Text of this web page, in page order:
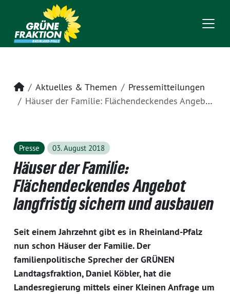
Startseite
Aktuelles & Themen
Pressemitteilungen
Häuser der Familie: Flächendeckendes Angebot langfristig sichern und ausbauen
Presse 03. August 2018
Häuser der Familie:
Flächendeckendes Angebot
langfristig sichern und ausbauen
Seit einem Jahrzehnt gibt es in Rheinland-Pfalz
nun schon Häuser der Familie. Der
familienpolitische Sprecher der GRÜNEN
Landtagsfraktion, Daniel Köbler, hat die
Landesregierung mittels einer Kleinen Anfrage um